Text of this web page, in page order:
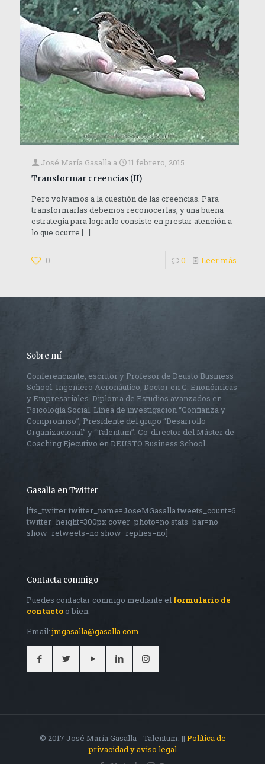
José María Gasalla a
11 febrero, 2015
Transformar creencias (II)
Pero volvamos a la cuestión de las creencias. Para
transformarlas debemos reconocerlas, y una buena
estrategia para lograrlo consiste en prestar atención a
lo que ocurre […]
0 0 Leer más
Sobre mí
Conferenciante, escritor y Profesor de Deusto Business
School. Ingeniero Aeronáutico, Doctor en C. Enonómicas
y Empresariales. Diploma de Estudios avanzados en
Psicología Social. Línea de investigacion “Confianza y
Compromiso”, Presidente del grupo “Desarrollo
Organizacional” y “Talentum”. Co-director del Máster de
Coaching Ejecutivo en DEUSTO Business School.
Gasalla en Twitter
[fts_twitter twitter_name=JoseMGasalla tweets_count=6
twitter_height=300px cover_photo=no stats_bar=no
show_retweets=no show_replies=no]
Contacta conmigo
Puedes contactar conmigo mediante el formulario de
contacto o bien:
Email:jmgasalla@gasalla.com
© 2017 José María Gasalla - Talentum. || Política de
privacidad y aviso legal